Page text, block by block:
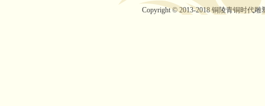
Copyright © 2013-2018 铜陵青铜时代雕